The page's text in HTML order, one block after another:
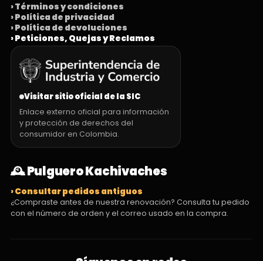
› Términos y condiciones
› Política de privacidad
› Política de devoluciones
› Peticiones, Quejas y Reclamos
Visitar sitio oficial de la SIC
Enlace externo oficial para información
y protección de derechos del
consumidor en Colombia.
🕰️ Pulguero Kachivaches
› Consultar pedidos antiguos
¿Compraste antes de nuestra renovación? Consulta tu pedido
con el número de orden y el correo usado en la compra.